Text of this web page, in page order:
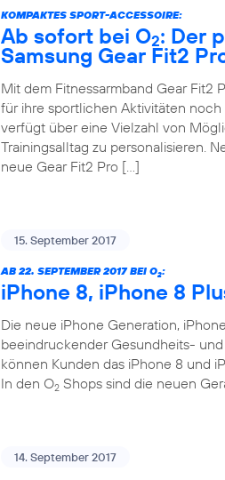
KOMPAKTES SPORT-ACCESSOIRE:
Ab sofort bei O2: Der
Samsung Gear Fit2
Mit dem Fitnessarmband Gear Fit2
für ihre sportlichen Aktivitäten
verfügt über eine Vielzahl von
Trainingsalltag zu personalisieren.
neue Gear Fit2 Pro […]
15. September 2017
AB 22. SEPTEMBER 2017 BEI O2:
iPhone 8, iPhone 8
Die neue iPhone Generation,
beeindruckender Gesundheits-
können Kunden das iPhone 8 und
In den O2 Shops sind die neuen
14. September 2017